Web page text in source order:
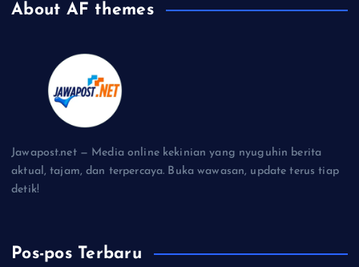
About AF themes
Jawapost.net — Media online kekinian yang nyuguhin berita
aktual, tajam, dan terpercaya. Buka wawasan, update terus tiap
detik!
Pos-pos Terbaru